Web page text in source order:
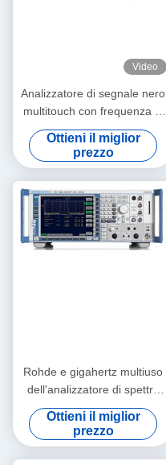
Video
Analizzatore di segnale nero
multitouch con frequenza di
110 GHz e larghezza di
banda di analisi di 1 GHz
Analizzatore di spettro serie
UXA X
Ottieni il miglior
prezzo
Rohde e gigahertz multiuso
dell'analizzatore di spettro
del segnale di Schwarz
FSQ8 8
Ottieni il miglior
prezzo